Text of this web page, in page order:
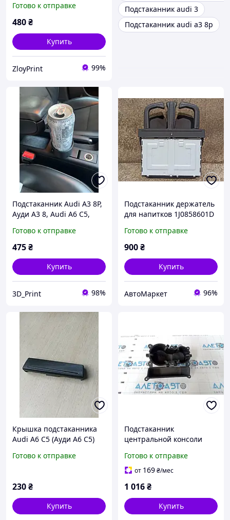
Готово к отправке
480₴
Купить
ZloyPrint 99%
Подстаканник audi 3
Подстаканник audi a3 8p
Подстаканник Audi A3 8P,
Ауди А3 8, Audi A6 C5,
Готово к отправке
475₴
Купить
3D_Print 98%
Подстаканник держатель
для напитков 1J0858601D
Б8, А6 С7 AUDI A3, A5, A4
B8, A6 C7
Готово к отправке
900₴
Купить
АвтоМаркет 96%
Крышка подстаканника
Audi A6 C5 (Ауди А6 С5)
Готово к отправке
230₴
Купить
Подстаканник
центральной консоли
черный 8K0862533B6PS
Готово к отправке
от 169₴/мес
1 016₴
Купить